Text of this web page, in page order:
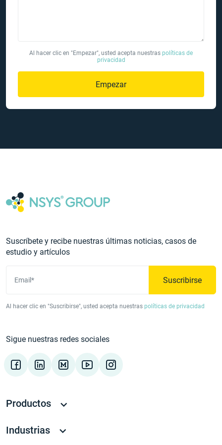
Al hacer clic en "Empezar", usted acepta nuestras políticas de
privacidad
Empezar
Suscríbete y recibe nuestras últimas noticias, casos de
estudio y artículos
Email* Suscribirse
Al hacer clic en "Suscribirse", usted acepta nuestras políticas de privacidad
Sigue nuestras redes sociales
Productos
Industrias